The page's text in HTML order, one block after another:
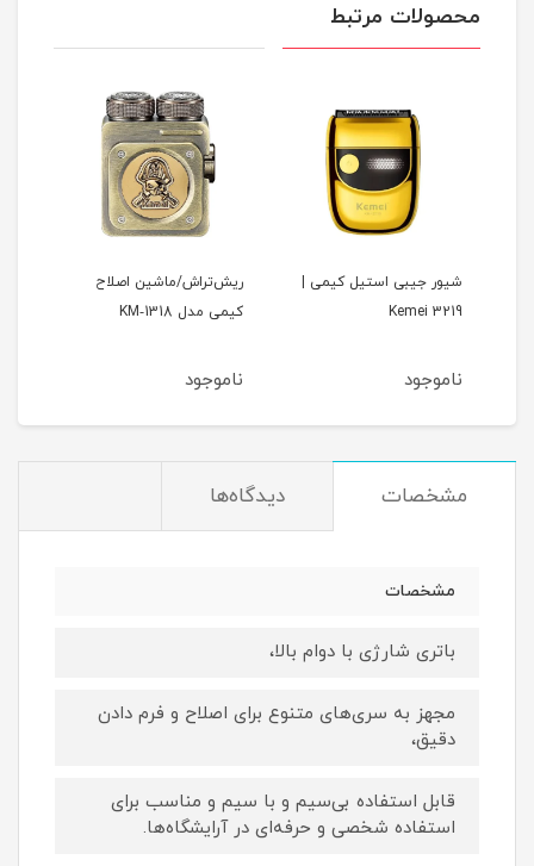
محصولات مرتبط
شیور جیبی استیل کیمی |
Kemei 3219
ناموجود
ریش‌تراش/ماشین اصلاح
کیمی مدل KM‑1318
ناموجود
مشخصات دیدگاه‌ها
مشخصات
باتری شارژی با دوام بالا،
مجهز به سری‌های متنوع برای اصلاح و فرم دادن
دقیق،
قابل استفاده بی‌سیم و با سیم و مناسب برای
استفاده شخصی و حرفه‌ای در آرایشگاه‌ها.